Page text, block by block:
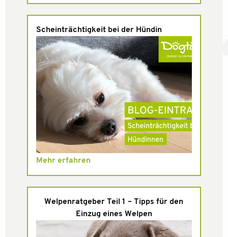
Scheinträchtigkeit bei der Hündin
Mehr erfahren
Welpenratgeber Teil 1 – Tipps für den
Einzug eines Welpen